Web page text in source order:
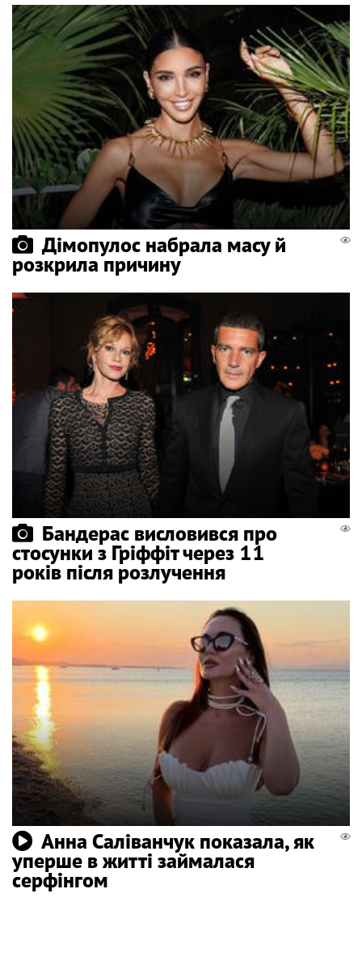
Дімопулос набрала масу й
розкрила причину
Бандерас висловився про
стосунки з Гріффіт через 11
років після розлучення
Анна Саліванчук показала, як
уперше в житті займалася
серфінгом